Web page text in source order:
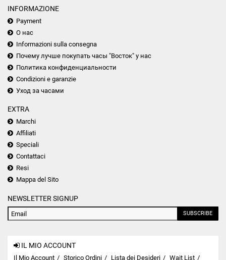
INFORMAZIONE
Payment
О нас
Informazioni sulla consegna
Почему лучше покупать часы "Восток" у нас
Политика конфиденциальности
Condizioni e garanzie
Уход за часами
EXTRA
Marchi
Affiliati
Speciali
Contattaci
Resi
Mappa del Sito
NEWSLETTER SIGNUP
SUBSCRIBE
IL MIO ACCOUNT
Il Mio Account Storico Ordini Lista dei Desideri Wait List